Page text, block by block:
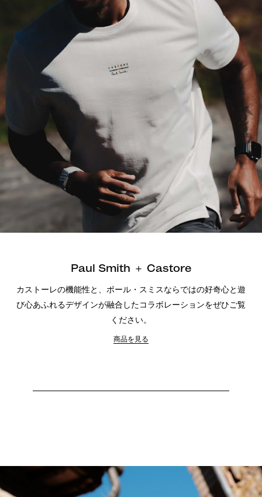
Paul Smith ＋ Castore
カストーレの機能性と、ポール・スミスならではの好奇心と遊
び心あふれるデザインが融合したコラボレーションをぜひご覧
ください。
商品を見る